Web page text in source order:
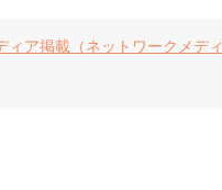
ィア掲載（ネットワークメディ